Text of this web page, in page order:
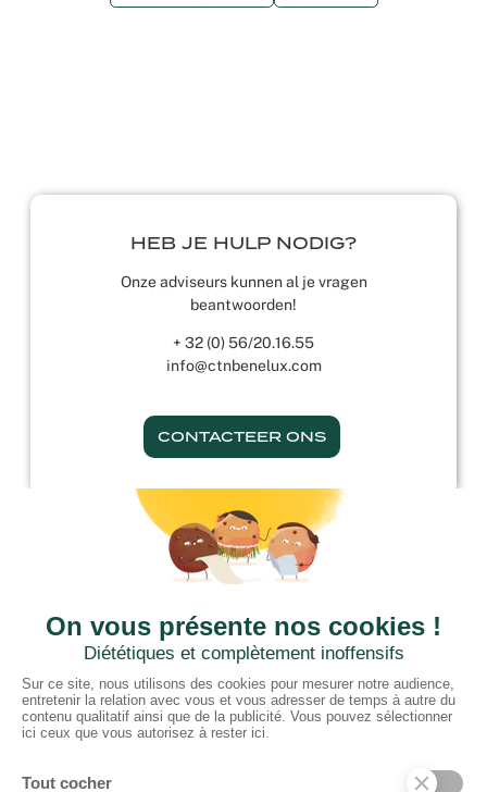
HEB JE HULP NODIG?
Onze adviseurs kunnen al je vragen
beantwoorden!
+ 32 (0) 56/20.16.55
info@ctnbenelux.com
CONTACTEER ONS